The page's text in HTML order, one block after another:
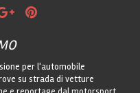
per l'automobile
su strada di vetture